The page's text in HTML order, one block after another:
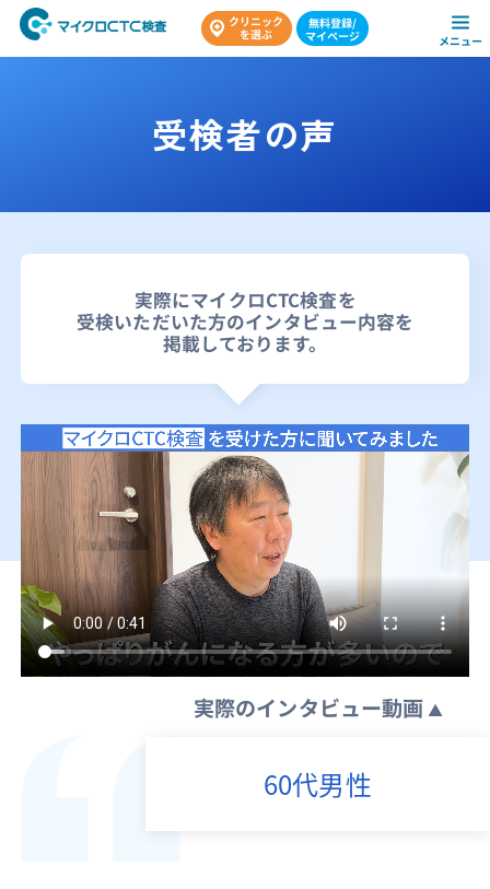
受検者の声
実際にマイクロCTC検査を
受検いただいた方のインタビュー内容を
掲載しております。
実際のインタビュー動画
60代男性